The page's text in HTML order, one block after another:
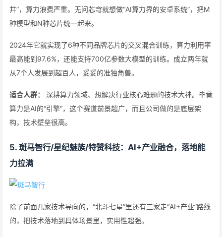
井”，算力浪费严重。无问芯穹就想做“AI算力界的安卓系统”，把M
种模型和N种芯片统一起来。
2024年它就实现了6种不同品牌芯片的交叉混合训练，算力利用率
最高能到97.6%，还能支持700亿参数大模型的训练。成立两年就
从7个人发展到超百人，妥妥的准独角兽。
适合人群：
深耕算力领域、想解决行业核心难题的技术大神。毕竟
算力是AI的“引擎”，这个赛道前景超广，而且公司做的是底层架
构，技术壁垒很高。
5. 斑马智行/星纪魅族/特赞科技：AI+产业融合，落地能
力拉满
除了前面几家技术导向的，“北斗七星”里还有三家走“AI+产业”路线
的，把技术落地到具体场景里，实用性超强。